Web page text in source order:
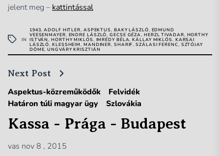
jelent meg – kattintással
IN
1943,ADOLF HITLER, ASPEKTUS, BAKY LÁSZLÓ, EDMUND
VEESENMAYER, ENDRE LÁSZLÓ,GECSE GÉZA, HERZL TIVADAR, HORTHY
ISTVÁN,HORTHY MIKLÓS, IMRÉDY BÉLA,KÁLLAY MIKLÓS, KARSAI
LÁSZLÓ,KLESSHEIM, MANDINER, SHARIF,SZÁLASI FERENC, SZTÓJAY
DÖME,UNGVÁRY KRISZTIÁN
Next Post
Aspektus-közreműködők
Felvidék
Határon túli magyar ügy
Szlovákia
Kassa - Prága - Budapest
vas nov 8 , 2015